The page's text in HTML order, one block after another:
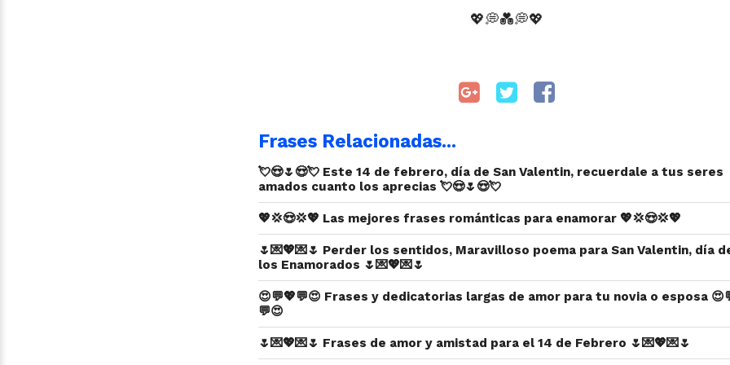
💖💭💑💭💖
Frases Relacionadas...
💘😍🌷😍💘 Este 14 de febrero, día de San Valentin, recuerdale a tus seres
amados cuanto los aprecias 💘😍🌷😍💘
💖💢😍💢💖 Las mejores frases románticas para enamorar 💖💢😍💢💖
🌷💌💖💌🌷 Perder los sentidos, Maravilloso poema para San Valentin, día
los Enamorados 🌷💌💖💌🌷
😍💬💖💬😍 Frases y dedicatorias largas de amor para tu novia o esposa
💬😍
🌷💌💖💌🌷 Frases de amor y amistad para el 14 de Febrero 🌷💌💖💌🌷